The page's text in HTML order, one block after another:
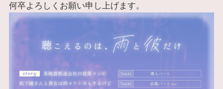
何卒よろしくお願い申し上げます。